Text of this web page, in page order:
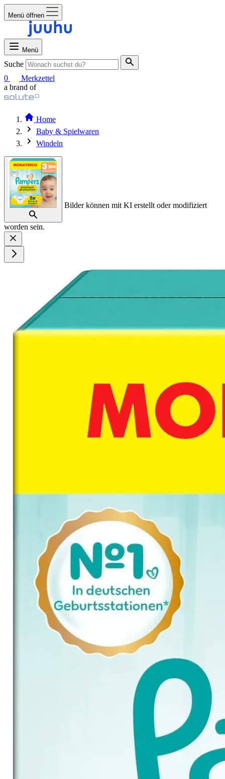
Menü öffnen
Menü
Suche
0
Merkzettel
a brand of
Home
Baby & Spielwaren
Windeln
Bilder können mit KI erstellt oder modifiziert
worden sein.